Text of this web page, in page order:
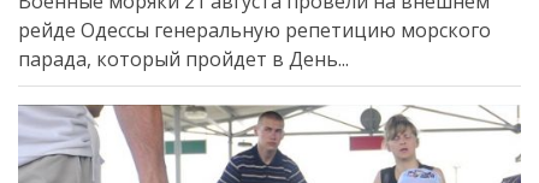
рейде Одессы генеральную репетицию морского
парада, который пройдет в День...